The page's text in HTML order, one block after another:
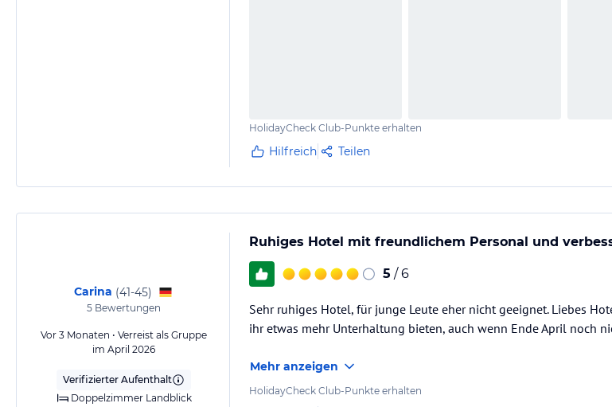
HolidayCheck Club-Punkte erhalten
Hilfreich Teilen
Carina (41-45)
5Bewertungen
Vor 3 Monaten • Verreist als Gruppe
im April 2026
Verifizierter Aufenthalt
Doppelzimmer Landblick
Ruhiges Hotel mit freundlichem Personal und
5 / 6
Sehr ruhiges Hotel, für junge Leute eher nicht geeignet. Liebes
ihr etwas mehr Unterhaltung bieten, auch wenn Ende April noch
Mehr anzeigen
HolidayCheck Club-Punkte erhalten